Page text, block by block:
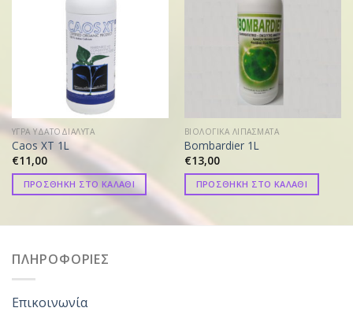
ΥΓΡΑ ΥΔΑΤΟΔΙΑΛΥΤΑ
Caos XT 1L
€11,00
ΠΡΟΣΘΗΚΗ ΣΤΟ ΚΑΛΑΘΙ
ΒΙΟΛΟΓΙΚΑ ΛΙΠΑΣΜΑΤΑ
Bombardier 1L
€13,00
ΠΡΟΣΘΗΚΗ ΣΤΟ ΚΑΛΑΘΙ
ΠΛΗΡΟΦΟΡΙΕΣ
Επικοινωνία